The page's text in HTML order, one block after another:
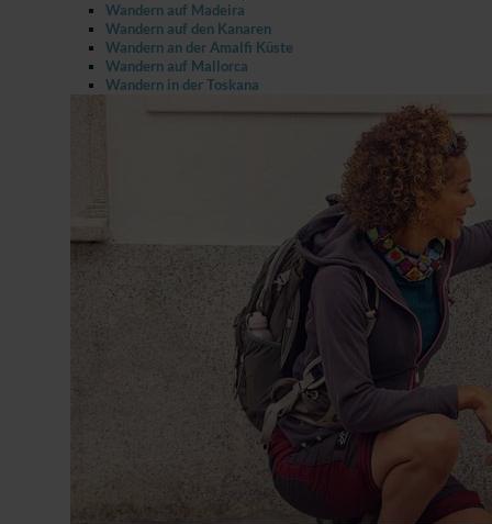
Wandern auf Madeira
Wandern auf den Kanaren
Wandern an der Amalfi Küste
Wandern auf Mallorca
Wandern in der Toskana